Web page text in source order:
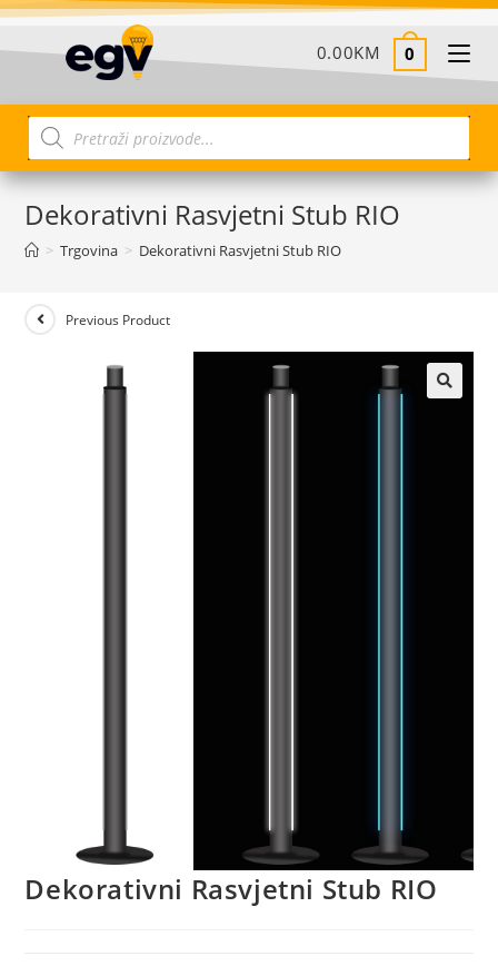
0.00KM 0
Dekorativni Rasvjetni Stub RIO
> Trgovina > Dekorativni Rasvjetni Stub RIO
Previous Product
Dekorativni Rasvjetni Stub RIO